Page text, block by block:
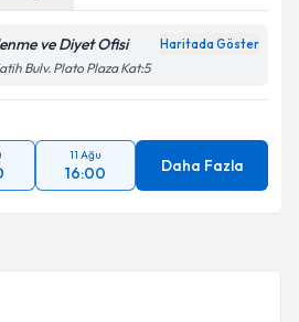
ve Diyet Ofisi Haritada Göster
Bulv. Plato Plaza Kat:5
11 Ağu
16:00 Daha Fazla